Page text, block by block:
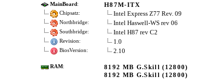
MainBoard: H87M-ITX
Chipsatz: Intel Express Z77 Rev. 09
Northbridge: Intel Haswell-WS rev 06
Southbridge: Intel H87 rev C2
Revision: 1.0
BiosVersion: 2.10
RAM:
8192 MB G.Skill (12800)
8192 MB G.Skill (12800)